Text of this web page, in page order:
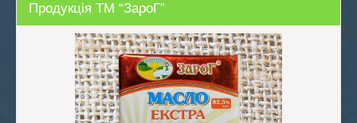
Продукція ТМ “ЗароГ”